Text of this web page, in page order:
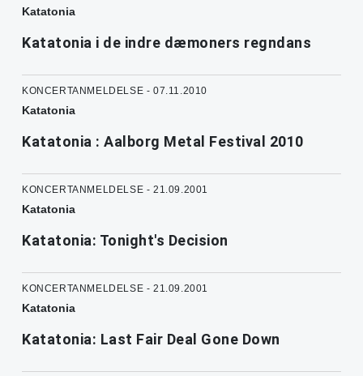
Katatonia
Katatonia i de indre dæmoners regndans
KONCERTANMELDELSE - 07.11.2010
Katatonia
Katatonia : Aalborg Metal Festival 2010
KONCERTANMELDELSE - 21.09.2001
Katatonia
Katatonia: Tonight's Decision
KONCERTANMELDELSE - 21.09.2001
Katatonia
Katatonia: Last Fair Deal Gone Down